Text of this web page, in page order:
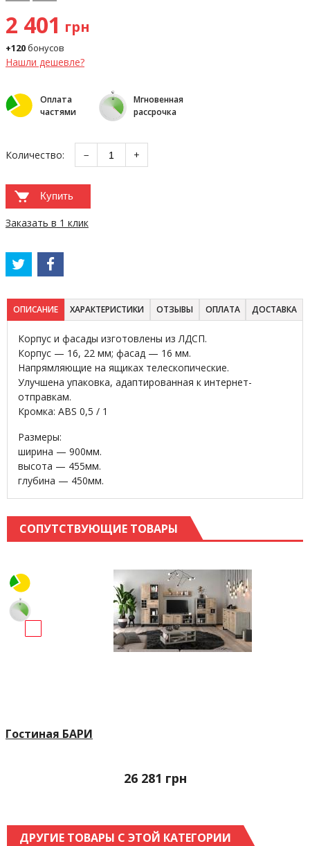
2 401 грн
+120бонусов
Нашли дешевле?
Оплата
частями
Мгновенная
рассрочка
Количество: − +
Купить
Заказать в 1 клик
ОПИСАНИЕ ХАРАКТЕРИСТИКИ ОТЗЫВЫ ОПЛАТА ДОСТАВКА
Корпус и фасады изготовлены из ЛДСП.
Корпус — 16, 22 мм; фасад — 16 мм.
Напрямляющие на ящиках телескопические.
Улучшена упаковка, адаптированная к интернет-
отправкам.
Кромка: ABS 0,5 / 1
Размеры:
ширина — 900мм.
высота — 455мм.
глубина — 450мм.
СОПУТСТВУЮЩИЕ ТОВАРЫ
Гостиная БАРИ
26 281 грн
ДРУГИЕ ТОВАРЫ С ЭТОЙ КАТЕГОРИИ